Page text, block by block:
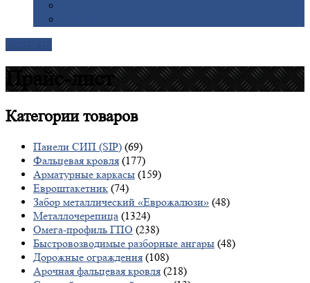
Прайс-лист
Категориитоваров
Панели СИП (SIP) (69)
Фальцевая кровля (177)
Арматурные каркасы (159)
Евроштакетник (74)
Забор металлический «Еврожалюзи» (48)
Металлочерепица (1324)
Омега-профиль ГПО (238)
Быстровозводимые разборные ангары (48)
Дорожные ограждения (108)
Арочная фальцевая кровля (218)